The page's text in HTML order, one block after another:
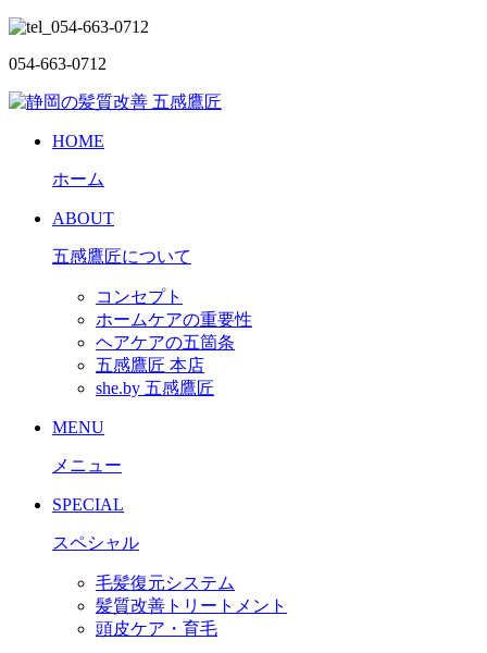
054-663-0712
HOME
ホーム
ABOUT
五感鷹匠について
コンセプト
ホームケアの重要性
ヘアケアの五箇条
五感鷹匠 本店
she.by 五感鷹匠
MENU
メニュー
SPECIAL
スペシャル
毛髪復元システム
髪質改善トリートメント
頭皮ケア・育毛